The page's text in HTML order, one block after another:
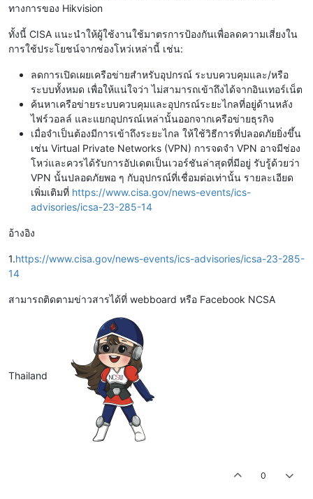
ทางการของ Hikvision
ทั้งนี้ CISA แนะนำให้ผู้ใช้งานใช้มาตรการป้องกันเพื่อลดความเสี่ยงใน
การใช้ประโยชน์จากช่องโหว่เหล่านี้ เช่น:
ลดการเปิดเผยเครือข่ายสำหรับอุปกรณ์ ระบบควบคุมและ/หรือ
ระบบทั้งหมด เพื่อให้แน่ใจว่า ไม่สามารถเข้าถึงได้จากอินเทอร์เน็ต
ค้นหาเครือข่ายระบบควบคุมและอุปกรณ์ระยะไกลที่อยู่ด้านหลัง
ไฟร์วอลล์ และแยกอุปกรณ์เหล่านั้นออกจากเครือข่ายธุรกิจ
เมื่อจำเป็นต้องมีการเข้าถึงระยะไกล ให้ใช้วิธีการที่ปลอดภัยยิ่งขึ้น
เช่น Virtual Private Networks (VPN) การจดจำ VPN อาจมีช่อง
โหว่และควรได้รับการอัปเดตเป็นเวอร์ชันล่าสุดที่มีอยู่ รับรู้ด้วยว่า
VPN นั้นปลอดภัยพอ ๆ กับอุปกรณ์ที่เชื่อมต่อเท่านั้น รายละเอียด
เพิ่มเติมที่ https://www.cisa.gov/news-events/ics-
advisories/icsa-23-285-14
อ้างอิง
1.https://www.cisa.gov/news-events/ics-advisories/icsa-23-285-
14
สามารถติดตามข่าวสารได้ที่ webboard หรือ Facebook NCSA
Thailand
0